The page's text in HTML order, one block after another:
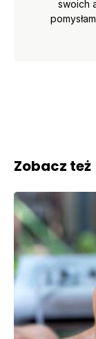
swoich
Zobacz też